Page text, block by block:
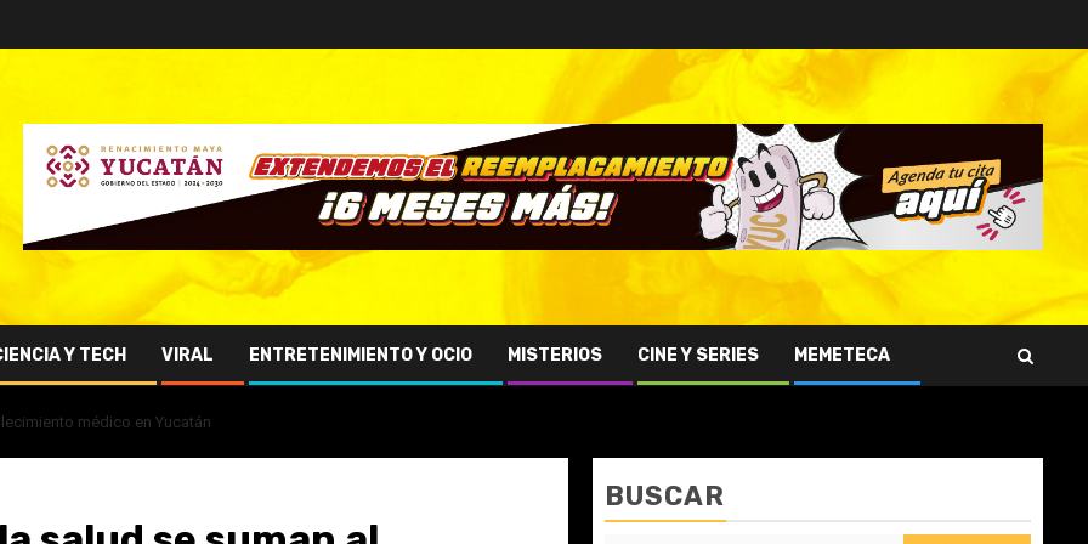
Y TECH VIRAL ENTRETENIMIENTO Y OCIO MISTERIOS CINE Y SERIES MEMETECA
médico en Yucatán
BUSCAR